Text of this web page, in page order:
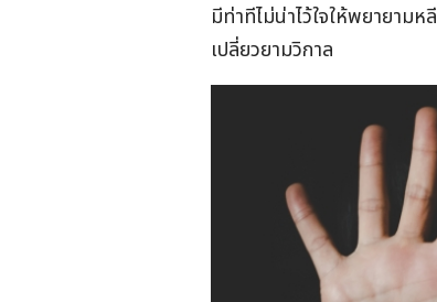
มีท่าทีไม่น่าไว้ใจให้พยายาม
เปลี่ยวยามวิกาล